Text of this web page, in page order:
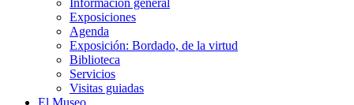
Información general
Exposiciones
Agenda
Exposición: Bordado, de la virtud
Biblioteca
Servicios
Visitas guiadas
El Museo